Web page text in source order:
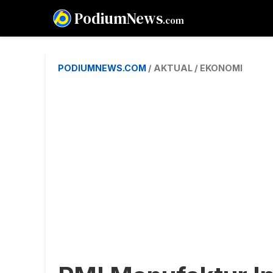
PodiumNews.com
PODIUMNEWS.COM / AKTUAL / EKONOMI